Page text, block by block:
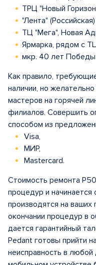
ТРЦ "Новый
"Лента" (Российская)
ТЦ "Мега", Новая
Ярмарка, рядом с
мкр. 40 лет Победы
Как правило,
наличии, но
мастеров на горячей
филиалов. Совершить
способом из
Visa,
МИР,
Mastercard.
Стоимость ремонта
процедур и
производятся на
окончании процедур в
дается гарантийный
Pedant готовы прийти
неисправность в любой